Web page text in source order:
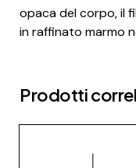
opaca del corpo, il
in raffinato marmo
Prodotti